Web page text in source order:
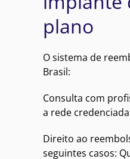
plano
O sistema de
Brasil:
Consulta com
a rede
Direito ao
seguintes casos: